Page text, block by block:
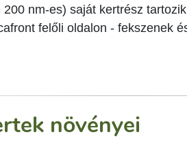
200 nm-es) saját kertrész
felőli oldalon - fekszenek
növényei